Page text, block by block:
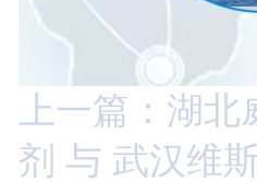
上一篇：湖
剂 与 武汉维